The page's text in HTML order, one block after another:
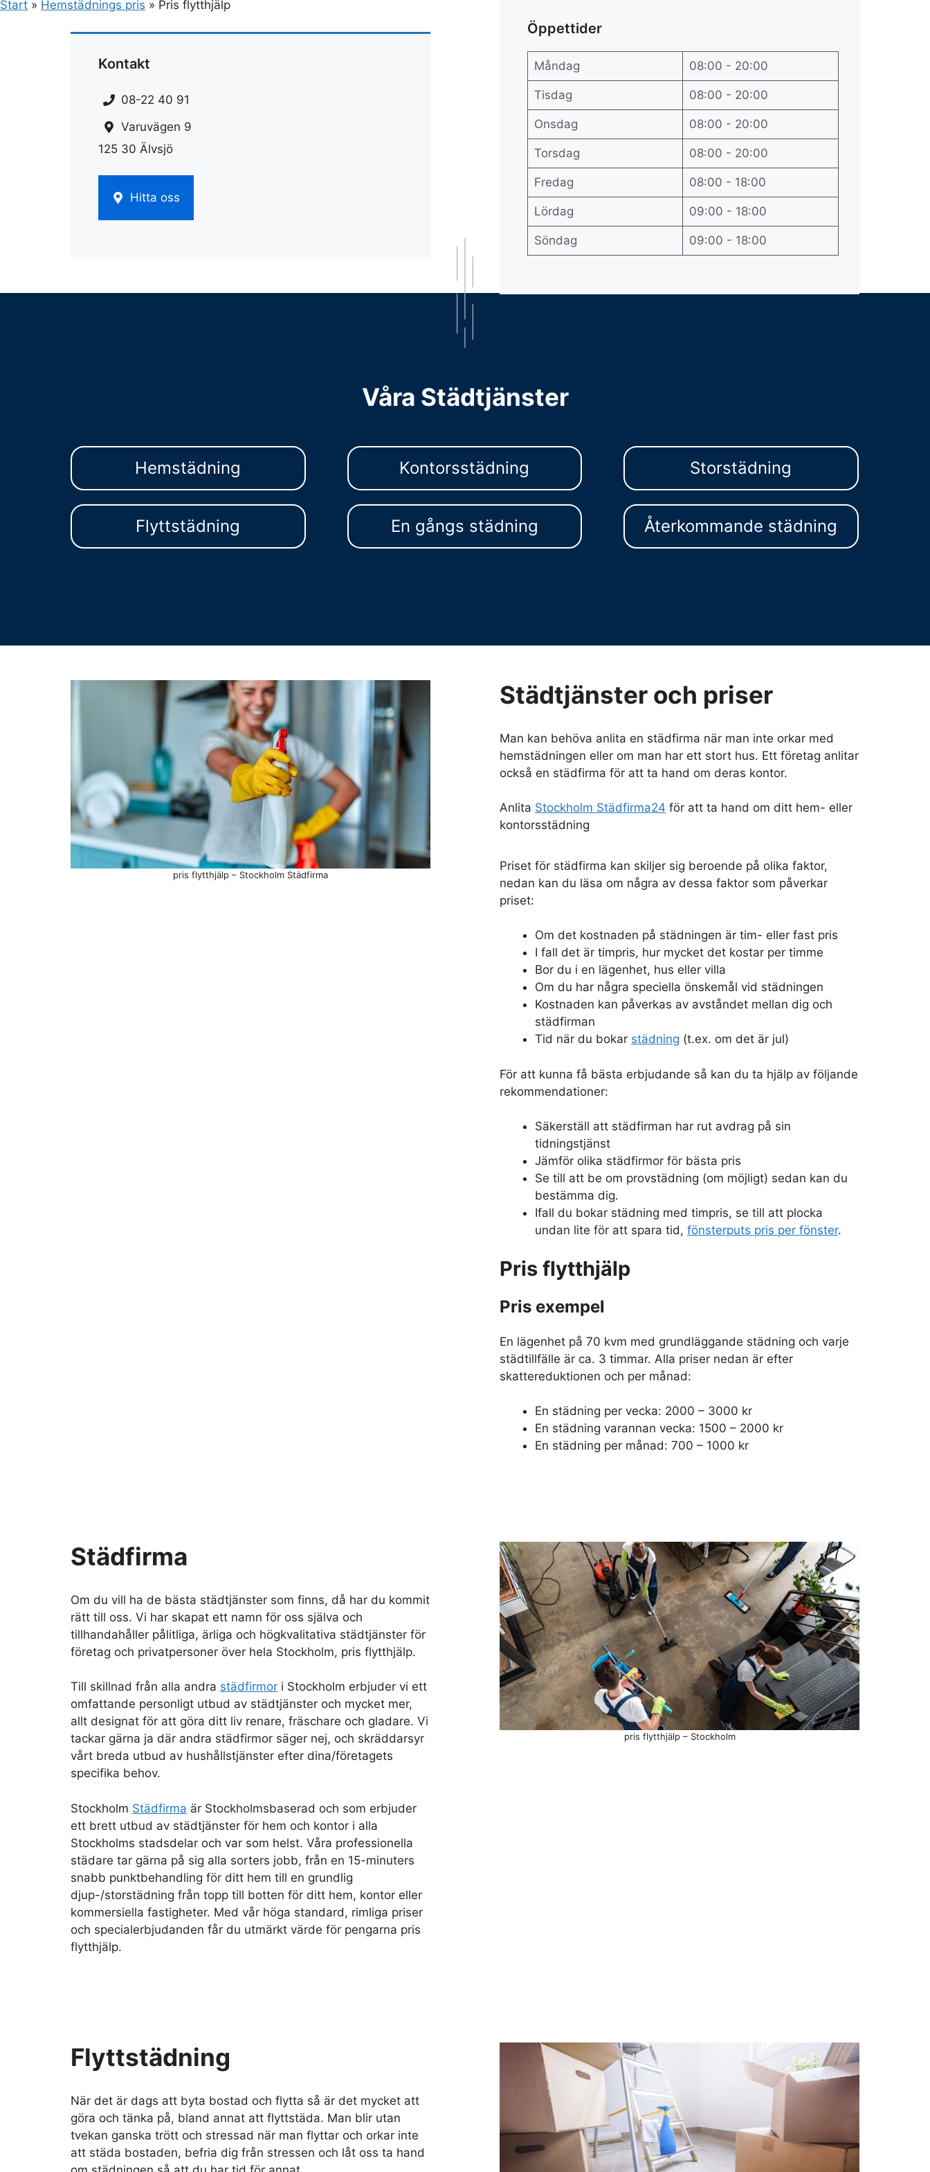
Start » Hemstädnings pris » Pris flytthjälp
Kontakt
08-22 40 91
Varuvägen 9
125 30 Älvsjö
Hitta oss
Öppettider
Måndag 08:00 - 20:00
Tisdag 08:00 - 20:00
Onsdag 08:00 - 20:00
Torsdag 08:00 - 20:00
Fredag 08:00 - 18:00
Lördag 09:00 - 18:00
Söndag 09:00 - 18:00
Våra Städtjänster
Hemstädning Kontorsstädning Storstädning
Flyttstädning En gångs städning Återkommande städning
pris flytthjälp – Stockholm Städfirma
Städtjänster och priser
Man kan behöva anlita en städfirma när man inte orkar med
hemstädningen eller om man har ett stort hus. Ett företag anlitar
också en städfirma för att ta hand om deras kontor.
Anlita Stockholm Städfirma24 för att ta hand om ditt hem- eller
kontorsstädning
Priset för städfirma kan skiljer sig beroende på olika faktor,
nedan kan du läsa om några av dessa faktor som påverkar
priset:
Om det kostnaden på städningen är tim- eller fast pris
I fall det är timpris, hur mycket det kostar per timme
Bor du i en lägenhet, hus eller villa
Om du har några speciella önskemål vid städningen
Kostnaden kan påverkas av avståndet mellan dig och
städfirman
Tid när du bokar städning (t.ex. om det är jul)
För att kunna få bästa erbjudande så kan du ta hjälp av följande
rekommendationer:
Säkerställ att städfirman har rut avdrag på sin
tidningstjänst
Jämför olika städfirmor för bästa pris
Se till att be om provstädning (om möjligt) sedan kan du
bestämma dig.
Ifall du bokar städning med timpris, se till att plocka
undan lite för att spara tid, fönsterputs pris per fönster.
Pris flytthjälp
Pris exempel
En lägenhet på 70 kvm med grundläggande städning och varje
städtillfälle är ca. 3 timmar. Alla priser nedan är efter
skattereduktionen och per månad:
En städning per vecka: 2000 – 3000 kr
En städning varannan vecka: 1500 – 2000 kr
En städning per månad: 700 – 1000 kr
Städfirma
Om du vill ha de bästa städtjänster som finns, då har du kommit
rätt till oss. Vi har skapat ett namn för oss själva och
tillhandahåller pålitliga, ärliga och högkvalitativa städtjänster för
företag och privatpersoner över hela Stockholm, pris flytthjälp.
Till skillnad från alla andra städfirmor i Stockholm erbjuder vi ett
omfattande personligt utbud av städtjänster och mycket mer,
allt designat för att göra ditt liv renare, fräschare och gladare. Vi
tackar gärna ja där andra städfirmor säger nej, och skräddarsyr
vårt breda utbud av hushållstjänster efter dina/företagets
specifika behov.
Stockholm Städfirma är Stockholmsbaserad och som erbjuder
ett brett utbud av städtjänster för hem och kontor i alla
Stockholms stadsdelar och var som helst. Våra professionella
städare tar gärna på sig alla sorters jobb, från en 15-minuters
snabb punktbehandling för ditt hem till en grundlig
djup-/storstädning från topp till botten för ditt hem, kontor eller
kommersiella fastigheter. Med vår höga standard, rimliga priser
och specialerbjudanden får du utmärkt värde för pengarna pris
flytthjälp.
pris flytthjälp – Stockholm
Flyttstädning
När det är dags att byta bostad och flytta så är det mycket att
göra och tänka på, bland annat att flyttstäda. Man blir utan
tvekan ganska trött och stressad när man flyttar och orkar inte
att städa bostaden, befria dig från stressen och låt oss ta hand